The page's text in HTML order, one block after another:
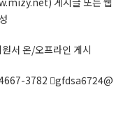
서 온/오프라인 게시
3782 gfdsa6724@